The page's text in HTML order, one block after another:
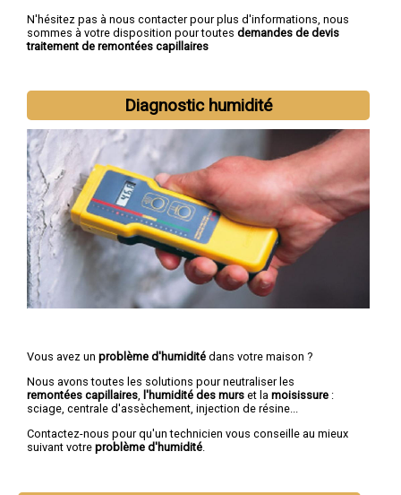
N'hésitez pas à nous contacter pour plus d'informations, nous
sommes à votre disposition pour toutes demandes de devis
traitement de remontées capillaires
Diagnostic humidité
Vous avez un problème d'humidité dans votre maison ?
Nous avons toutes les solutions pour neutraliser les
remontées capillaires l'humidité des murs et la moisissure :
sciage, centrale d'assèchement, injection de résine...
Contactez-nous pour qu'un technicien vous conseille au mieux
suivant votre problème d'humidité